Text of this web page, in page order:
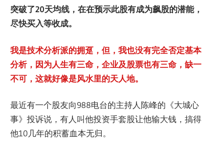
突破了20天均线，在在预示此股有成为飙股的潜能，
尽快买入等收成。
我是技术分析派的拥趸，但，我也没有完全否定基本
分析，因为人生有三命，企业及股票也有三命，缺一
不可，这就好像是风水里的天人地。
最近有一个股友向988电台的主持人陈峰的《大城心
事》投诉说，有人叫他投资手套股让他输大钱，搞得
他10几年的积蓄血本无归。